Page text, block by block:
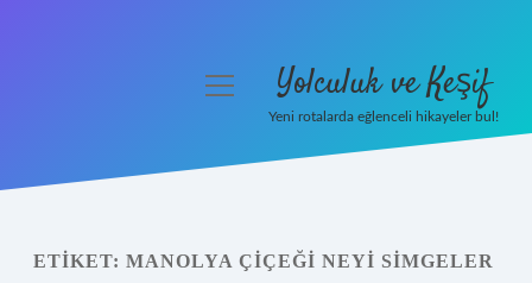
Yasal Uyarı
menüyü Yolculuk ve Keşif
Yeni rotalarda eğlenceli hikayeler bul!
ETIKET: MANOLYA ÇIÇEĞI NEYI SIMGELER